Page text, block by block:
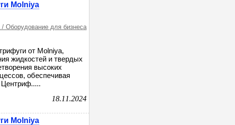
Molniya
/ Оборудование для бизнеса
от Molniya,
жидкостей и твердых
высоких
обеспечивая
18.11.2024
Molniya